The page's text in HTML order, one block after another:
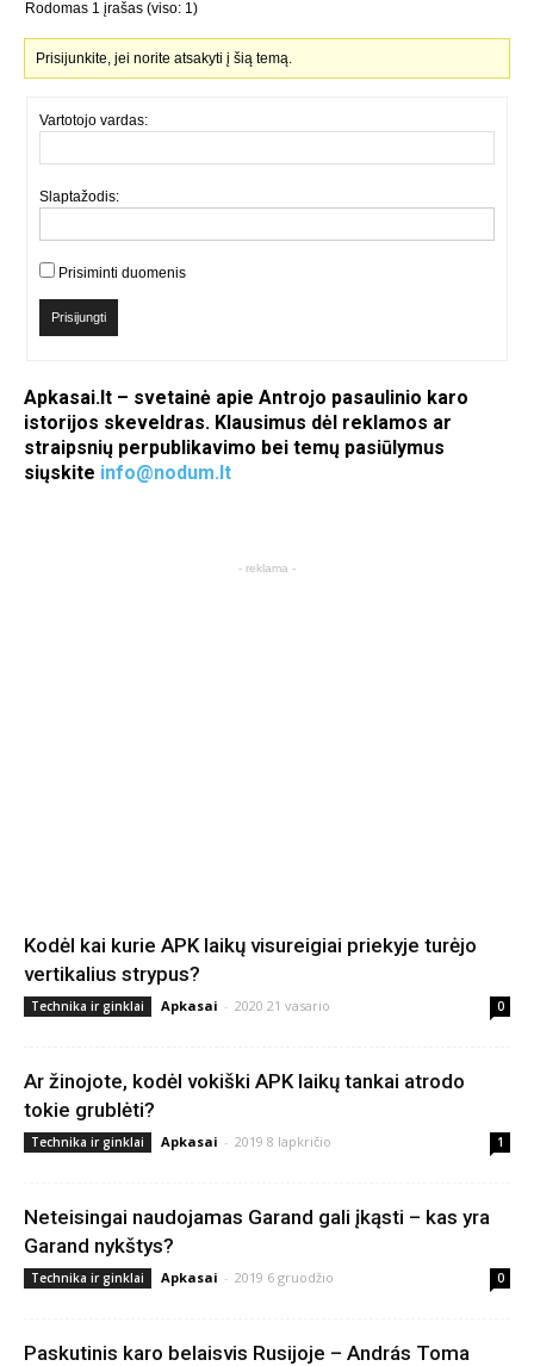
Rodomas 1 įrašas (viso: 1)
Prisijunkite, jei norite atsakyti į šią temą.
Vartotojo vardas:
Slaptažodis:
Prisiminti duomenis
Prisijungti
Apkasai.lt – svetainė apie Antrojo pasaulinio karo
istorijos skeveldras. Klausimus dėl reklamos ar
straipsnių perpublikavimo bei temų pasiūlymus
siųskite info@nodum.lt
- reklama -
Kodėl kai kurie APK laikų visureigiai priekyje turėjo
vertikalius strypus?
Technika ir ginklai Apkasai - 2020 21 vasario 0
Ar žinojote, kodėl vokiški APK laikų tankai atrodo
tokie grublėti?
Technika ir ginklai Apkasai - 2019 8 lapkričio 1
Neteisingai naudojamas Garand gali įkąsti – kas yra
Garand nykštys?
Technika ir ginklai Apkasai - 2019 6 gruodžio 0
Paskutinis karo belaisvis Rusijoje – András Toma